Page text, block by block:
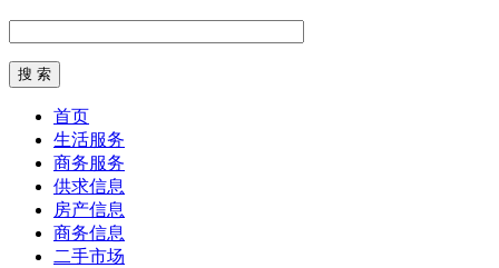
首页
生活服务
商务服务
供求信息
房产信息
商务信息
二手市场